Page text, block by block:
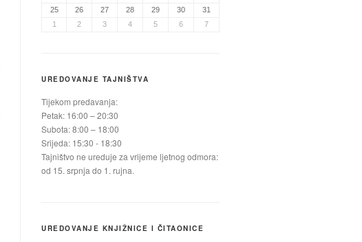
25
26 27 28 29 30
31
1
2 3 4 5 6 7
UREDOVANJE TAJNIŠTVA
Tijekom predavanja:
Petak: 16:00 – 20:30
Subota: 8:00 – 18:00
Srijeda: 15:30 - 18:30
Tajništvo ne ureduje za vrijeme ljetnog odmora:
od 15. srpnja do 1. rujna.
UREDOVANJE KNJIŽNICE I ČITAONICE